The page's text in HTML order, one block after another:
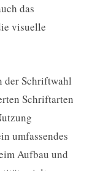
das
visuelle
der Schriftwahl
Schriftarten
umfassendes
Aufbau und